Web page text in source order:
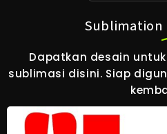
Sublimation
Dapatkan desain
sublimasi disini. Siap